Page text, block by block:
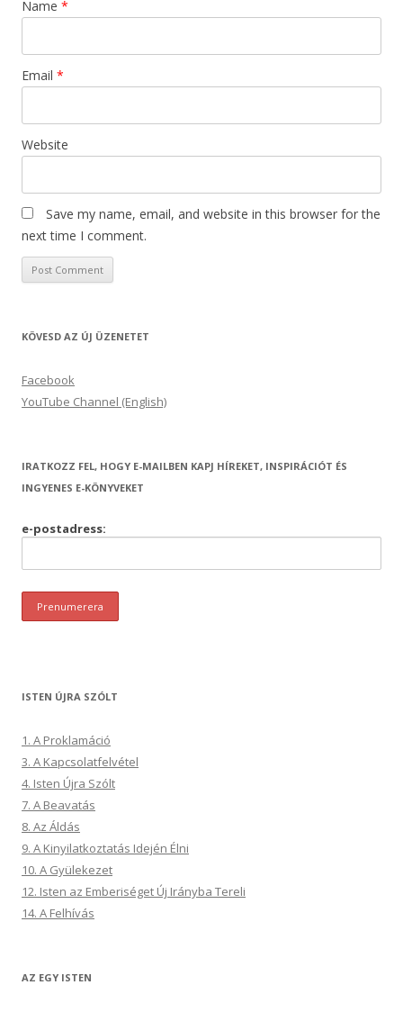
Name *
Email *
Website
Save my name, email, and website in this browser for the
next time I comment.
KÖVESD AZ ÚJ ÜZENETET
Facebook
YouTube Channel (English)
IRATKOZZ FEL, HOGY E-MAILBEN KAPJ HÍREKET, INSPIRÁCIÓT ÉS
INGYENES E-KÖNYVEKET
e-postadress:
ISTEN ÚJRA SZÓLT
1. A Proklamáció
3. A Kapcsolatfelvétel
4. Isten Újra Szólt
7. A Beavatás
8. Az Áldás
9. A Kinyilatkoztatás Idején Élni
10. A Gyülekezet
12. Isten az Emberiséget Új Irányba Tereli
14. A Felhívás
AZ EGY ISTEN